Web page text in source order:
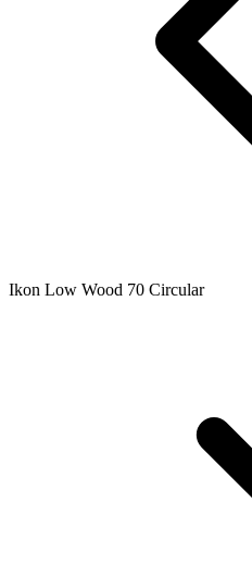
Ikon Low Wood 70 Circular